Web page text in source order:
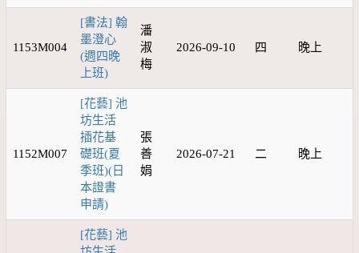
1153M004
[書法] 翰
墨澄心
(週四晚
上班)
潘
淑
梅
2026-09-10 四 晚上
1152M007
[花藝] 池
坊生活
插花基
礎班(夏
季班)(日
本證書
申請)
張
善
娟
2026-07-21 二 晚上
[花藝] 池